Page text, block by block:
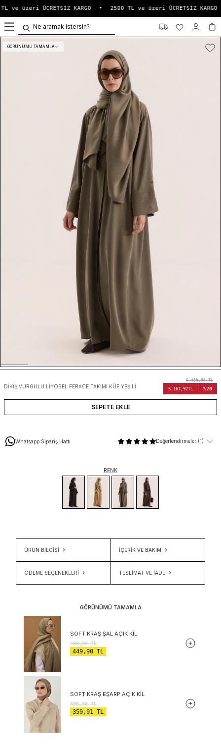
ve üzeri ÜCRETSİZ KARGO 2500 TL ve üzeri ÜCRETSİZ KARGO
GÖRÜNÜMÜ TAMAMLA
DIKIŞ VURGULU LIYOSEL FERACE TAKIMI KÜF YEŞILI
6.459,90TL
5.167,92TL %20
SEPETE EKLE
Whatsapp Sipariş Hattı Değerlendirmeler (1)
RENK
ÜRÜN BİLGİSİ İÇERIK VE BAKIM
ÖDEME SEÇENEKLERI TESLIMAT VE İADE
GÖRÜNÜMÜ TAMAMLA
SOFT KRAŞ ŞAL AÇIK KIL
499,90TL
449,90 TL
SOFT KRAŞ EŞARP AÇIK KIL
399,90TL
359,91 TL